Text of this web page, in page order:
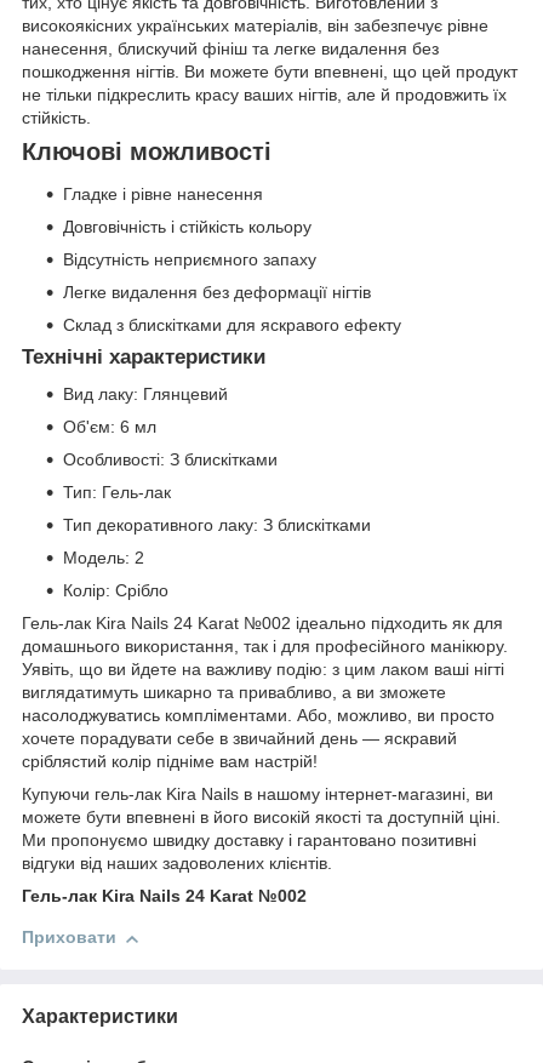
високоякісних українських матеріалів, він забезпечує рівне
нанесення, блискучий фініш та легке видалення без
пошкодження нігтів. Ви можете бути впевнені, що цей продукт
не тільки підкреслить красу ваших нігтів, але й продовжить їх
стійкість.
Ключові можливості
Гладке і рівне нанесення
Довговічність і стійкість кольору
Відсутність неприємного запаху
Легке видалення без деформації нігтів
Склад з блискітками для яскравого ефекту
Технічні характеристики
Вид лаку: Глянцевий
Об'єм: 6 мл
Особливості: З блискітками
Тип: Гель-лак
Тип декоративного лаку: З блискітками
Модель: 2
Колір: Срібло
Гель-лак Kira Nails 24 Karat №002 ідеально підходить як для
домашнього використання, так і для професійного манікюру.
Уявіть, що ви йдете на важливу подію: з цим лаком ваші нігті
виглядатимуть шикарно та привабливо, а ви зможете
насолоджуватись компліментами. Або, можливо, ви просто
хочете порадувати себе в звичайний день — яскравий
сріблястий колір підніме вам настрій!
Купуючи гель-лак Kira Nails в нашому інтернет-магазині, ви
можете бути впевнені в його високій якості та доступній ціні.
Ми пропонуємо швидку доставку і гарантовано позитивні
відгуки від наших задоволених клієнтів.
Гель-лак Kira Nails 24 Karat №002
Приховати
Характеристики